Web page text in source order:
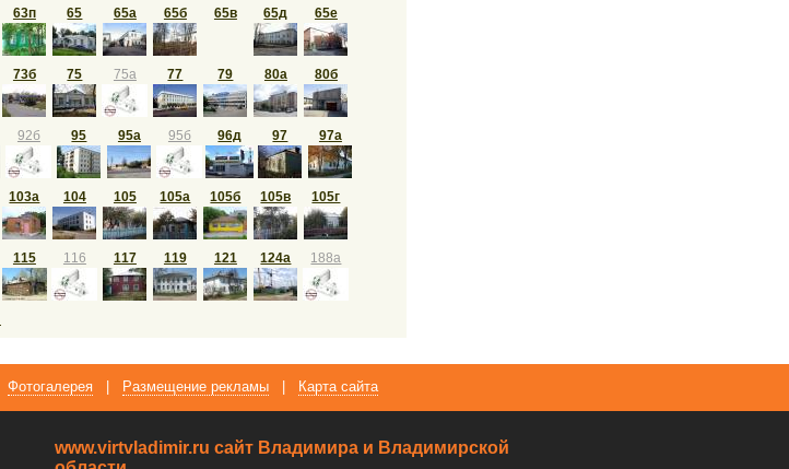
63п 65 65а 65б 65в 65д 65е
73б 75 75а 77 79 80а 80б
92б 95 95а 95б 96д 97 97а
103а 104 105 105а 105б 105в 105г
115 116 117 119 121 124а 188а
Фотогалерея Размещение рекламы Карта сайта
www.virtvladimir.ru cайт Владимира и Владимирской